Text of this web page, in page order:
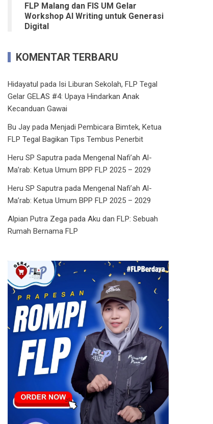
FLP Malang dan FIS UM Gelar
Workshop AI Writing untuk Generasi
Digital
KOMENTAR TERBARU
Hidayatul pada Isi Liburan Sekolah, FLP Tegal
Gelar GELAS #4: Upaya Hindarkan Anak
Kecanduan Gawai
Bu Jay padaMenjadi Pembicara Bimtek, Ketua
FLP Tegal Bagikan Tips Tembus Penerbit
Heru SP Saputra padaMengenal Nafi’ah Al-
Ma’rab: Ketua Umum BPP FLP 2025 – 2029
Heru SP Saputra padaMengenal Nafi’ah Al-
Ma’rab: Ketua Umum BPP FLP 2025 – 2029
Alpian Putra Zega padaAku dan FLP: Sebuah
Rumah Bernama FLP